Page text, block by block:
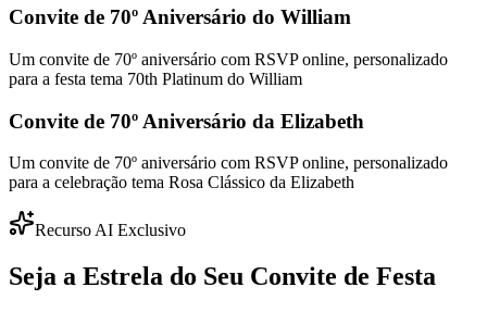
Convite de 70º Aniversário do William
Um convite de 70º aniversário com RSVP online, personalizado
para a festa tema 70th Platinum do William
Convite de 70º Aniversário da Elizabeth
Um convite de 70º aniversário com RSVP online, personalizado
para a celebração tema Rosa Clássico da Elizabeth
Recurso AI Exclusivo
Seja a Estrela do Seu Convite de Festa